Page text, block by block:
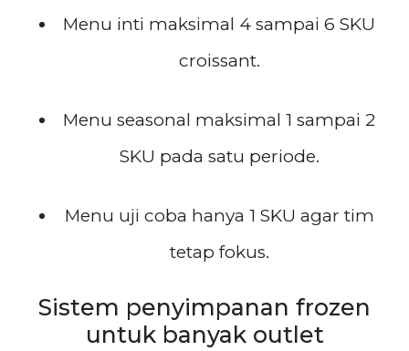
Menu inti maksimal 4 sampai 6 SKU
croissant.
Menu seasonal maksimal 1 sampai 2
SKU pada satu periode.
Menu uji coba hanya 1 SKU agar tim
tetap fokus.
Sistem penyimpanan frozen
untuk banyak outlet